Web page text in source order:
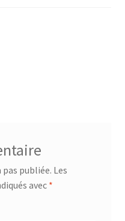
publiée. Les
avec *